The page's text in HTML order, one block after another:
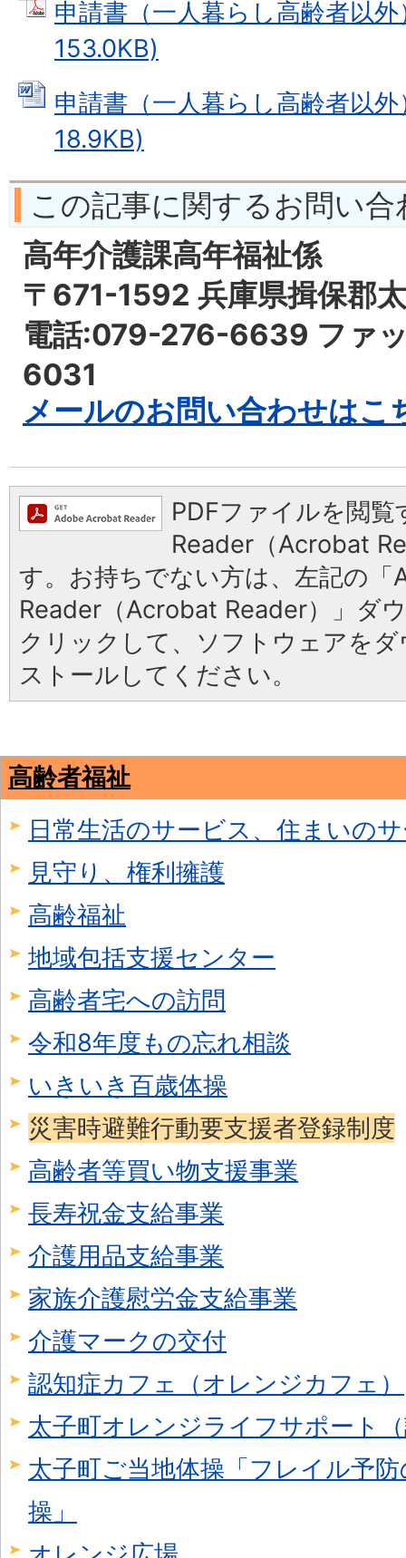
申請書（一人暮らし高齢者以
153.0KB)
申請書（一人暮らし高齢者以
18.9KB)
この記事に関するお問い合
高年介護課高年福祉係
〒671-1592 兵庫県揖保郡
電話:079-276-6639 ファ
6031
メールのお問い合わせはこ
PDFファイルを閲
Reader（Acrobat
す。お持ちでない方は、左記の「
Reader（Acrobat Reader）」ダ
クリックして、ソフトウェアを
ストールしてください。
高齢者福祉
日常生活のサービス、住まいの
見守り、権利擁護
高齢福祉
地域包括支援センター
高齢者宅への訪問
令和8年度もの忘れ相談
いきいき百歳体操
災害時避難行動要支援者登録制度
高齢者等買い物支援事業
長寿祝金支給事業
介護用品支給事業
家族介護慰労金支給事業
介護マークの交付
認知症カフェ（オレンジカフェ）
太子町オレンジライフサポート
太子町ご当地体操「フレイル予
操」